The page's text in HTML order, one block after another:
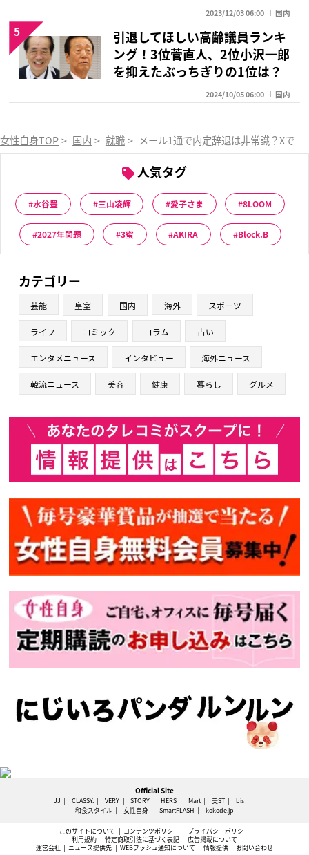
2023/12/03 06:00 国内
引退してほしい高齢議員ランキ
ング！3位菅直人、2位小沢一郎
を抑えたぶっちぎりの1位は？
2024/10/05 06:00 国内
5
女性自身TOP > 国内 > 就職 > メール1通で内定辞退は非常識？Xで
人気タグ
水谷豊 三山凌輝 愛子さま 8LOOM
2027年問題 3蜜 AKIRA Block.B
カテゴリー
芸能 皇室 国内 海外 スポーツ
ライフ コミック コラム 占い
エンタメニュース インタビュー 海外ニュース
韓流ニュース 美容 健康 暮らし グルメ
Official Site
JJ CLASSY. VERY STORY HERS Mart 美ST
bis
和食スタイル
女性自身 SmartFLASH kokode.jp
このサイトについて コンテンツポリシー
プライバシーポリシー
利用規約
特定商取引法に基づく表記
広告掲載について
運営会社
ニュース提供先 WEBプッシュ通知について 情報提供 お問い合わせ